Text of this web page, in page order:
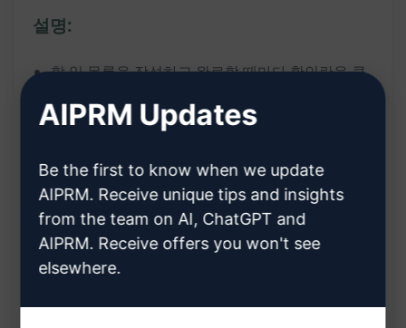
설명:
할 일 목록을 작성하고 완료할 때마다 확인란을 클
릭하세요.
각 작업을 Scrum 방법론을 활용하여 세분화하여
계획하세요.
혜택:
명확하고 구체적인 할 일 목록을 작성하여 작업을
효율적으로 추적할 수 있음
AIPRM Updates
Be the first to know when we update
AIPRM. Receive unique tips and insights
from the team on AI, ChatGPT and
AIPRM. Receive offers you won't see
elsewhere.